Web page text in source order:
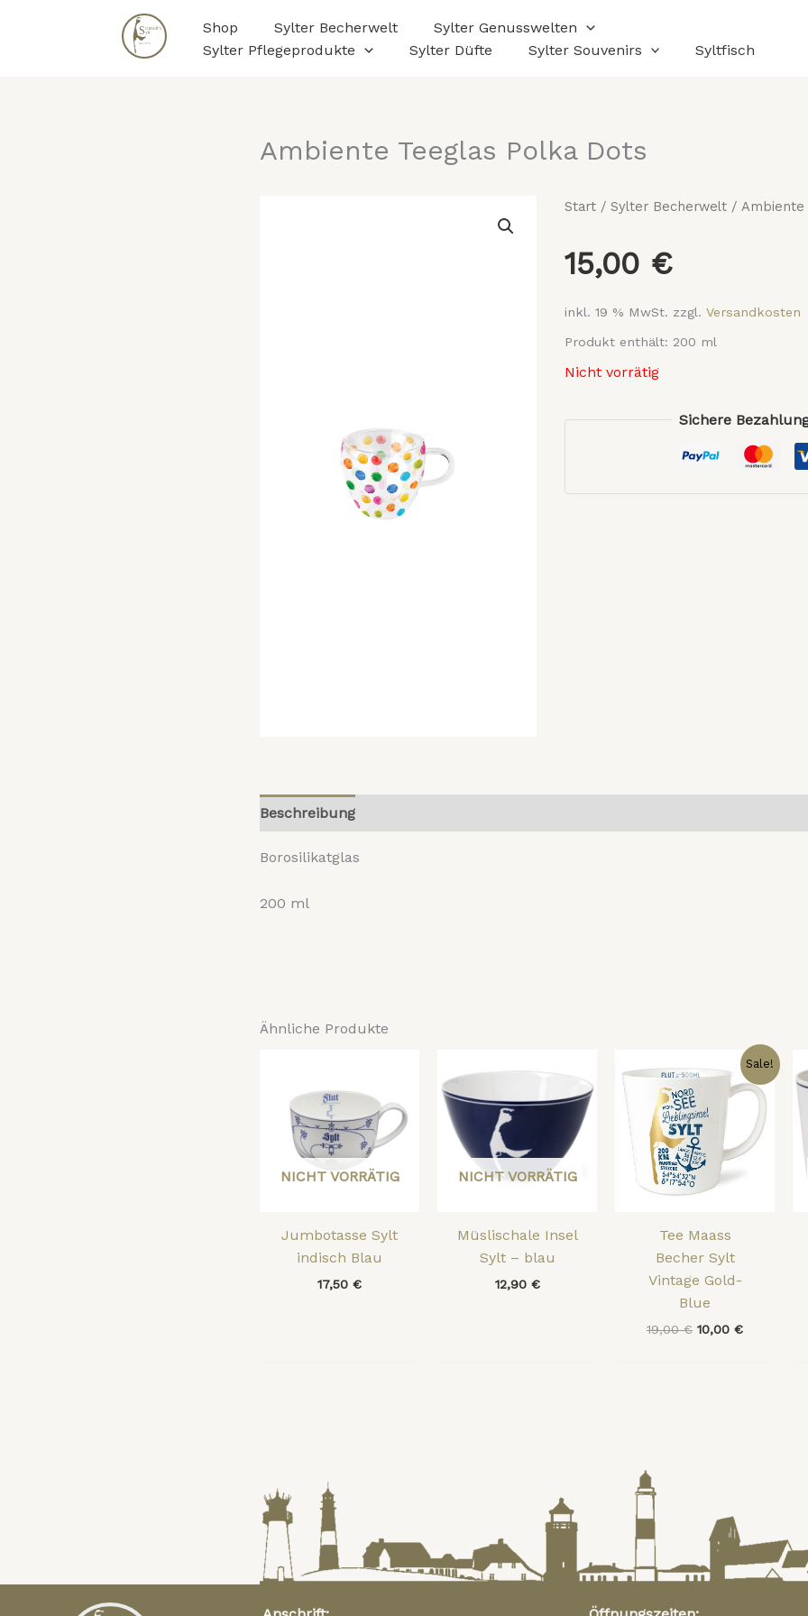
Shop Sylter Becherwelt
Sylter Genusswelten
Sylter Pflegeprodukte
Sylter Düfte Sylter Souvenirs Syltfisch
Ambiente Teeglas Polka Dots
Start/ Sylter Becherwelt/ Ambiente
15,00 €
inkl. 19 % MwSt. zzgl. Versandkosten
Produkt enthält: 200 ml
Nicht vorrätig
Sichere
Beschreibung
Borosilikatglas
200 ml
Ähnliche Produkte
NICHT VORRÄTIG
Jumbotasse Sylt
indisch Blau
17,50 €
NICHT VORRÄTIG
Müslischale Insel
Sylt – blau
12,90 €
Sale!
Tee Maass
Becher Sylt
Vintage Gold-
Blue
19,00€
Ursprünglicher
Preis
19,00 €
10,00 €
Aktueller
Preis
ist: